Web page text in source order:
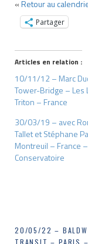
«Retour au
Partager
Articles en relation :
10/11/12 – Marc
Tower-Bridge – Les
Triton – France
30/03/19 – avec
Tallet et Stéphane
Montreuil – France –
Conservatoire
Navigation
20/05/22 –
TRANSIT – PARIS